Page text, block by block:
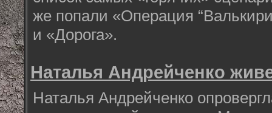
же попали «Операция
и «Дорога».
Наталья Андрейченко
Наталья Андрейченко